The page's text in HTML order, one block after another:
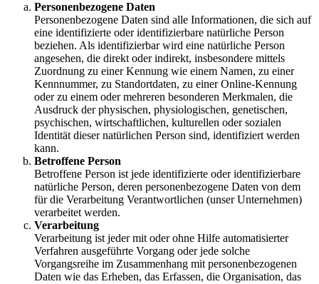
Personenbezogene Daten
Personenbezogene Daten sind alle Informationen, die sich auf
eine identifizierte oder identifizierbare natürliche Person
beziehen. Als identifizierbar wird eine natürliche Person
angesehen, die direkt oder indirekt, insbesondere mittels
Zuordnung zu einer Kennung wie einem Namen, zu einer
Kennnummer, zu Standortdaten, zu einer Online-Kennung
oder zu einem oder mehreren besonderen Merkmalen, die
Ausdruck der physischen, physiologischen, genetischen,
psychischen, wirtschaftlichen, kulturellen oder sozialen
Identität dieser natürlichen Person sind, identifiziert werden
kann.
Betroffene Person
Betroffene Person ist jede identifizierte oder identifizierbare
natürliche Person, deren personenbezogene Daten von dem
für die Verarbeitung Verantwortlichen (unser Unternehmen)
verarbeitet werden.
Verarbeitung
Verarbeitung ist jeder mit oder ohne Hilfe automatisierter
Verfahren ausgeführte Vorgang oder jede solche
Vorgangsreihe im Zusammenhang mit personenbezogenen
Daten wie das Erheben, das Erfassen, die Organisation, das